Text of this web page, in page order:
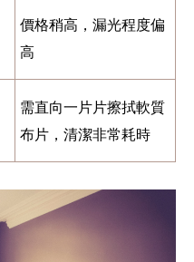
價格稍高，漏光程度偏
高
需直向一片片擦拭軟質
布片，清潔非常耗時